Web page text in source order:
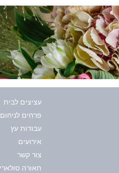
עציצים לבית
פרחים
עבודות עץ
אירועים
צור קשר
תאורה